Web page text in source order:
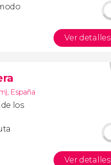
Ver detalles
, España
los
Ver detalles